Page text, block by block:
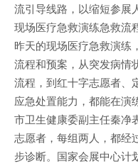
流引导线路，以缩短参展
现场医疗急救演练急救流
昨天的现场医疗急救演练
流程和预案，从突发病情
流程，到红十字志愿者、
应急处置能力，都能在演
市卫生健康委副主任秦净
志愿者，每组两人，都经
步诊断。国家会展中心计